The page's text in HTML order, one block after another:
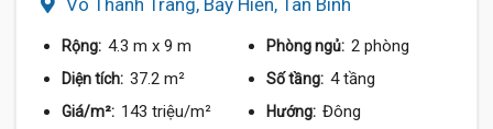
Võ Thành Trang, Bảy Hiền, Tân Bình
Rộng: 4.3 m x 9 m Phòng ngủ: 2 phòng
Diện tích: 37.2 m² Số tầng: 4 tầng
Giá/m²: 143 triệu/m² Hướng: Đông